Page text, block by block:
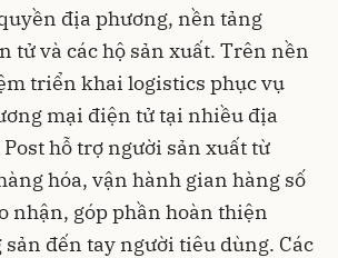
địa phương, nền tảng
tử và các hộ sản xuất. Trên nền
triển khai logistics phục vụ
mại điện tử tại nhiều địa
hỗ trợ người sản xuất từ
hóa, vận hành gian hàng số
nhận, góp phần hoàn thiện
đến tay người tiêu dùng. Các